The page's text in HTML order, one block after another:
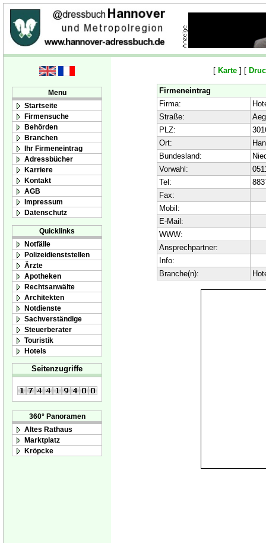
Menu
Startseite
Firmensuche
Behörden
Branchen
Ihr Firmeneintrag
Adressbücher
Karriere
Kontakt
AGB
Impressum
Datenschutz
Quicklinks
Notfälle
Polizeidienststellen
Ärzte
Apotheken
Rechtsanwälte
Architekten
Notdienste
Sachverständige
Steuerberater
Touristik
Hotels
Seitenzugriffe
360° Panoramen
Altes Rathaus
Marktplatz
Kröpcke
[ Karte ] [
Firmeneintrag
Firma:
Straße:
PLZ:
Ort:
Bundesland:
Vorwahl:
Tel:
Fax:
Mobil:
E-Mail:
WWW:
Ansprechpartner:
Info:
Branche(n):